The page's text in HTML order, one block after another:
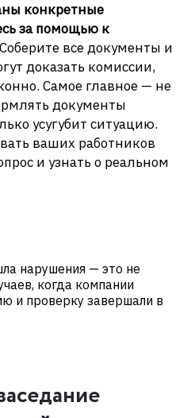
конкретные
за помощью к
Соберите все документы и
доказать комиссии,
Самое главное — не
документы
усугубит ситуацию.
ваших работников
и узнать о реальном
нарушения — это не
когда компании
и проверку завершали в